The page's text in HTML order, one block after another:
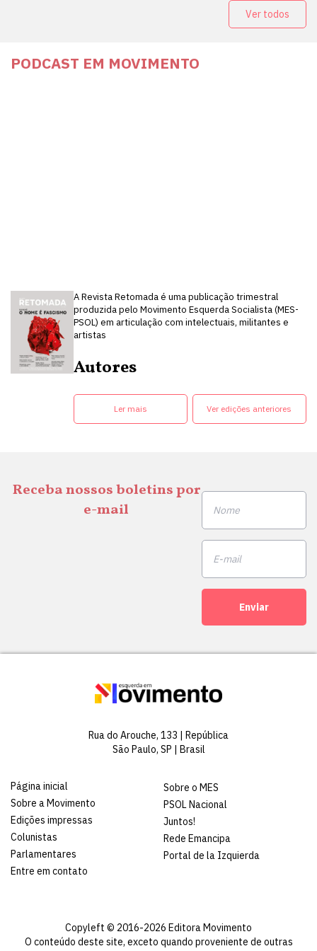
Ver todos
PODCAST EM MOVIMENTO
A Revista Retomada é uma publicação trimestral
produzida pelo Movimento Esquerda Socialista (MES-
PSOL) em articulação com intelectuais, militantes e
artistas
Autores
Ler mais Ver edições anteriores
Receba nossos boletins por
e-mail
Enviar
Rua do Arouche, 133 | República
São Paulo, SP | Brasil
Página inicial
Sobre a Movimento
Edições impressas
Colunistas
Parlamentares
Entre em contato
Sobre o MES
PSOL Nacional
Juntos!
Rede Emancipa
Portal de la Izquierda
Copyleft © 2016-2026 Editora Movimento
O conteúdo deste site, exceto quando proveniente de outras